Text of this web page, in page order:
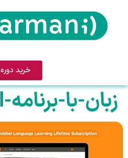
خرید دوره
زبان-با-برنامه-Babbel